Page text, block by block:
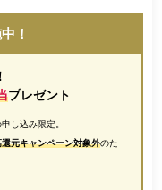
！
プレゼント
し込み限定。
元キャンペーン対象外のた